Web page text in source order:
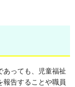
あっても、児童福祉
報告することや職員